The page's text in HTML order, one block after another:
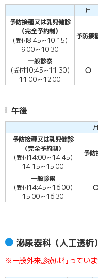
月
予防接種又は乳児健診
（完全予約制）
（受付8:45～10:15）
9:00～10:30
予防接
一般診察
（受付10:45～11:30）
11:00～12:00
〇
午後
月
予防接種又は乳児健診
（完全予約制）
（受付14:00～14:45）
14:15～15:00
予防
一般診察
（受付14:45～16:00）
15:00～16:30
泌尿器科（人工透析）
※一般外来診療は行ってい